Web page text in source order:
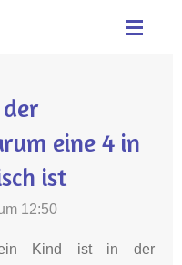
eine 4 in
ist
12:50
Kind ist in der